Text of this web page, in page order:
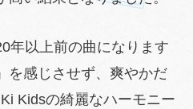
年以上前の曲になります
を感じさせず、爽やかだ
Kidsの綺麗なハーモニー